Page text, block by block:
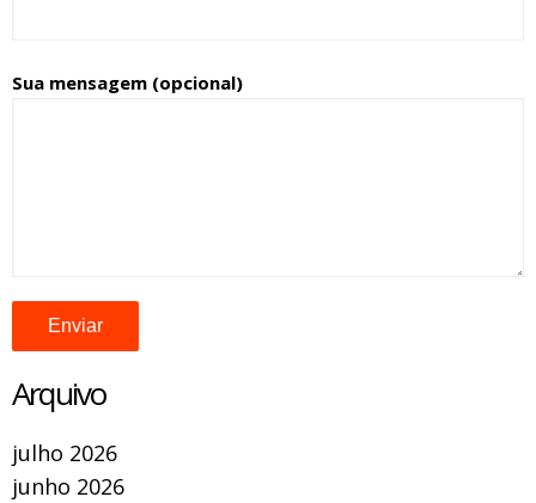
Sua mensagem (opcional)
Arquivo
julho 2026
junho 2026